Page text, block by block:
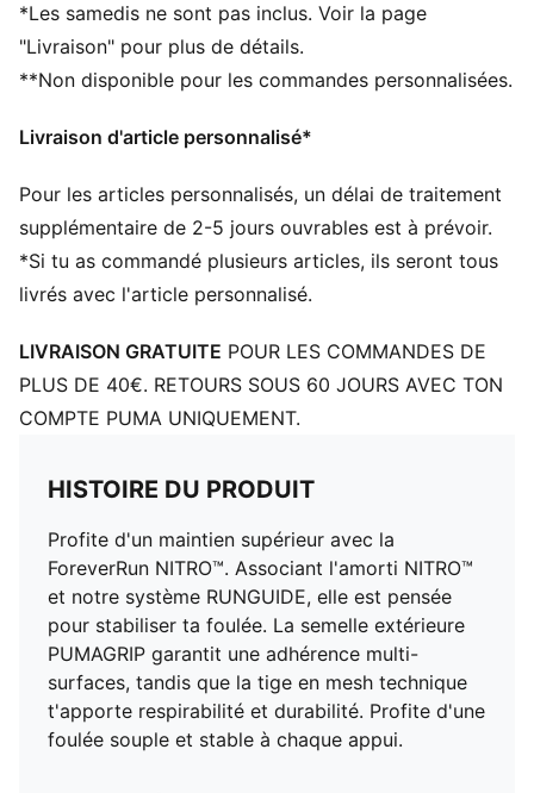
surfaces
RUNGUIDE : Système dense et ferme, conçu pour
maintenir ton pied bien aligné et centré à chaque
La tige des chaussures est composée d’au moins 30 %
DÉTAILS
Largeur taille normale
Tige en mesh technique avec zones ciblées pour la
respirabilité et l'extensibilité Le renfort PWRTAPE offre
une durabilité accrue et un ajustement parfaitement
sécurisé
Dénivelé talon-pointe : 10 mm
Recommandé pour : les surpronateurs
Poids : 245g (EU 42)
textile, semelle extérieure : Caoutchouc
*Les samedis ne sont pas inclus. Voir la page
"Livraison" pour plus de détails.
**Non disponible pour les commandes personnalisées.
Livraison d'article personnalisé*
Pour les articles personnalisés, un délai de traitement
supplémentaire de 2-5 jours ouvrables est à prévoir.
*Si tu as commandé plusieurs articles, ils seront tous
livrés avec l'article personnalisé.
LIVRAISON GRATUITE POUR LES COMMANDES DE
PLUS DE 40€. RETOURS SOUS 60 JOURS AVEC TON
COMPTE PUMA UNIQUEMENT.
HISTOIRE DU PRODUIT
Profite d'un maintien supérieur avec la
ForeverRun NITRO™. Associant l'amorti NITRO™
et notre système RUNGUIDE, elle est pensée
pour stabiliser ta foulée. La semelle extérieure
PUMAGRIP garantit une adhérence multi-
surfaces, tandis que la tige en mesh technique
t'apporte respirabilité et durabilité. Profite d'une
foulée souple et stable à chaque appui.